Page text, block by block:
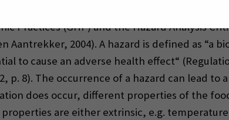
Practices (GHP) and the Hazard Analysis
Aantrekker, 2004). A hazard is defined as “a
to cause an adverse health effect“
p. 8). The occurrence of a hazard can lead to
does occur, different properties of the
properties are either extrinsic, e.g.